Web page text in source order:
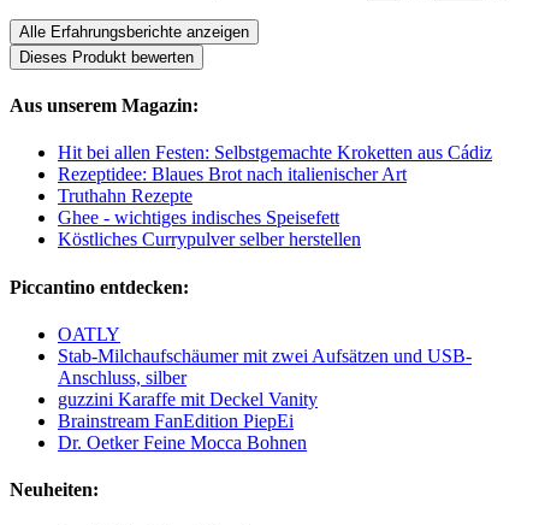
Alle Erfahrungsberichte anzeigen
Dieses Produkt bewerten
Aus unserem Magazin:
Hit bei allen Festen: Selbstgemachte Kroketten aus Cádiz
Rezeptidee: Blaues Brot nach italienischer Art
Truthahn Rezepte
Ghee - wichtiges indisches Speisefett
Köstliches Currypulver selber herstellen
Piccantino entdecken:
OATLY
Stab-Milchaufschäumer mit zwei Aufsätzen und USB-
Anschluss, silber
guzzini Karaffe mit Deckel Vanity
Brainstream FanEdition PiepEi
Dr. Oetker Feine Mocca Bohnen
Neuheiten: